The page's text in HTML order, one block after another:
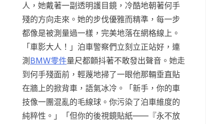
人，她戴著一副透明護目鏡，冷酷地朝著何手
殘的方向走來。她的步伐優雅而精準，每一步
都像是被測量過一樣，完美地落在網格線上。
「車影大人！」泊車警察們立刻立正站好，連
測 BMW零件量尺都顫抖著不敢發出聲音。她走
到何手殘面前，輕蔑地掃了一眼他那輛垂直貼
在牆上的掀背車，語氣冰冷。「新手，你的車
技像一團混亂的毛線球。你污染了泊車維度的
純粹性。」「但你的後視鏡貼紙——『永不放